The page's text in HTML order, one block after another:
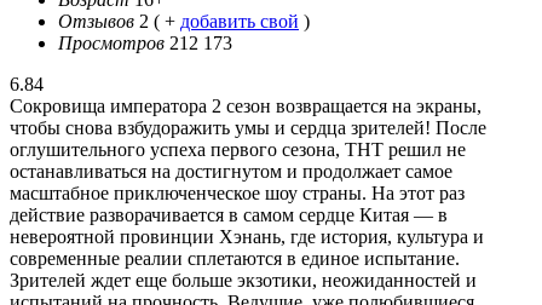
Отзывов 2 ( + добавить свой )
Просмотров 212 173
6.84
Сокровища императора 2 сезон возвращается на экраны,
чтобы снова взбудоражить умы и сердца зрителей! После
оглушительного успеха первого сезона, ТНТ решил не
останавливаться на достигнутом и продолжает самое
масштабное приключенческое шоу страны. На этот раз
действие разворачивается в самом сердце Китая — в
невероятной провинции Хэнань, где история, культура и
современные реалии сплетаются в единое испытание.
Зрителей ждет еще больше экзотики, неожиданностей и